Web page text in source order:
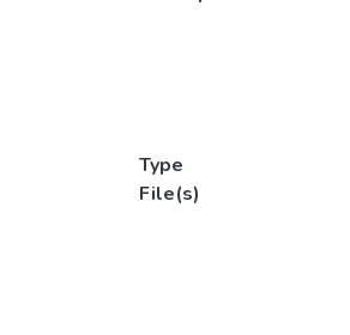
Type
File(s)